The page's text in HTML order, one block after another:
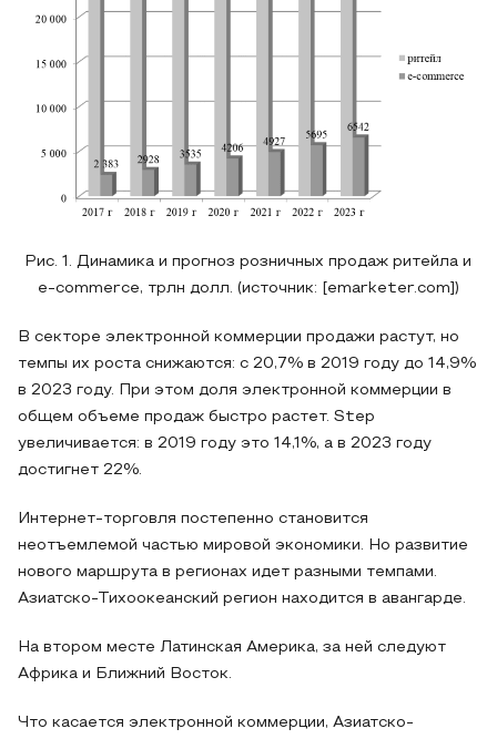
Рис. 1. Динамика и прогноз розничных продаж ритейла и
e-commerce, трлн долл. (источник: [emarketer.com])
В секторе электронной коммерции продажи растут, но
темпы их роста снижаются: с 20,7% в 2019 году до 14,9%
в 2023 году. При этом доля электронной коммерции в
общем объеме продаж быстро растет. Step
увеличивается: в 2019 году это 14,1%, а в 2023 году
достигнет 22%.
Интернет-торговля постепенно становится
неотъемлемой частью мировой экономики. Но развитие
нового маршрута в регионах идет разными темпами.
Азиатско-Тихоокеанский регион находится в авангарде.
На втором месте Латинская Америка, за ней следуют
Африка и Ближний Восток.
Что касается электронной коммерции, Азиатско-